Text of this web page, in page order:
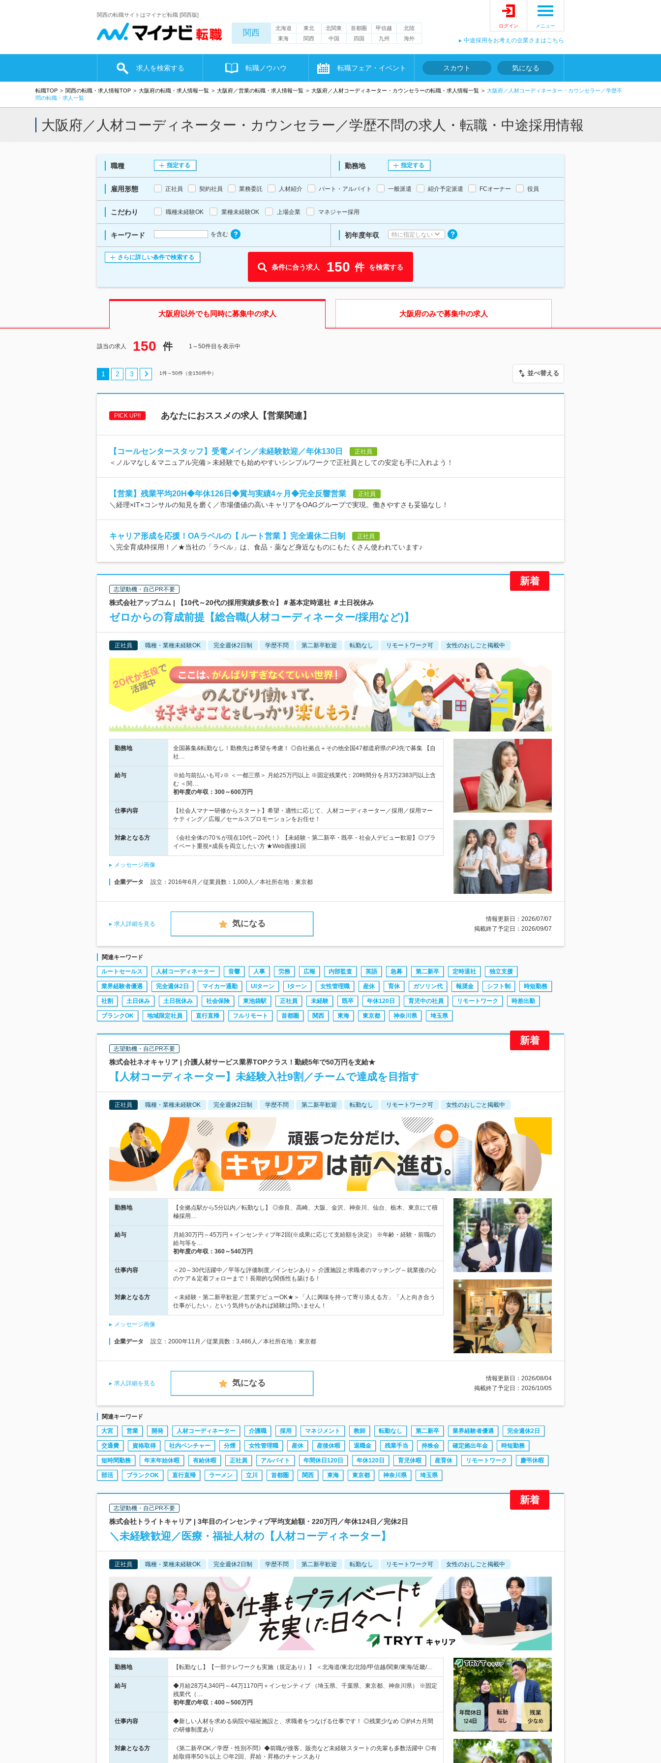
関西の転職サイトはマイナビ転職 [関西版]
関西 北海道 東北 北関東 首都圏 甲信越
北陸
東海
関西 中国 四国 九州 海外
ログイン メニュー
中途採用をお考えの企業さまはこちら
求人を検索する 転職ノウハウ 転職フェア・イベント スカウト 気になる
転職TOP 関西の転職・求人情報TOP 大阪府の転職・求人情報一覧 大阪府／営業の転職・求人情報一覧 大阪府／人材コーディネーター・カウンセラーの転職・求人情報一覧
大阪府／人材コーディネーター・カウンセラー／学歴不
問の転職・求人一覧
大阪府／人材コーディネーター・カウンセラー／学歴不問の求人・転職・中途採用情報
職種 指定する 勤務地 指定する
雇用形態 正社員 契約社員 業務委託 人材紹介 パート・アルバイト 一般派遣 紹介予定派遣 FCオーナー 役員
こだわり 職種未経験OK 業種未経験OK 上場企業 マネジャー採用
キーワード を含む 初年度年収 特に指定しない
さらに詳しい条件で検索する
条件に合う求人 150 件 を検索する
大阪府以外でも同時に募集中の求人 大阪府のみで募集中の求人
該当の求人 150 件 1～50件目を表示中
1 2 3 1件～50件（全150件中） 並べ替える
PICK UP!! あなたにおススメの求人【営業関連】
【コールセンタースタッフ】受電メイン／未経験歓迎／年休130日 正社員
＜ノルマなし＆マニュアル完備＞未経験でも始めやすいシンプルワークで正社員としての安定も手に入れよう！
【営業】残業平均20H◆年休126日◆賞与実績4ヶ月◆完全反響営業 正社員
＼経理×IT×コンサルの知見を磨く／市場価値の高いキャリアをOAGグループで実現。働きやすさも妥協なし！
キャリア形成を応援！OAラベルの【 ルート営業 】完全週休二日制 正社員
＼完全育成枠採用！／★当社の「ラベル」は、食品・薬など身近なものにもたくさん使われています♪
志望動機・自己PR不要
株式会社アップコム | 【10代～20代の採用実績多数☆】＃基本定時退社 ＃土日祝休み
ゼロからの育成前提【総合職(人材コーディネーター/採用など)】
正社員 職種・業種未経験OK 完全週休2日制 学歴不問 第二新卒歓迎 転勤なし リモートワーク可 女性のおしごと掲載中
勤務地
全国募集&転勤なし！勤務先は希望を考慮！ ◎自社拠点＋その他全国47都道府県のPJ先で募集 【自
社…
給与
※給与前払いも可♪※ ＜一都三県＞ 月給25万円以上 ※固定残業代：20時間分を月3万2383円以上含
む ＜関…
初年度の年収： 300～600万円
仕事内容
【社会人マナー研修からスタート】希望・適性に応じて、人材コーディネーター／採用／採用マー
ケティング／広報／セールスプロモーションをお任せ！
対象となる方
《会社全体の70％が現在10代～20代！》【未経験・第二新卒・既卒・社会人デビュー歓迎】◎プラ
イベート重視×成長を両立したい方 ★Web面接1回
メッセージ画像
企業データ 設立：2016年6月／従業員数：1,000人／本社所在地：東京都
求人詳細を見る 気になる
情報更新日：2026/07/07
掲載終了予定日：2026/09/07
関連キーワード
ルートセールス 人材コーディネーター 音響 人事 労務 広報 内部監査 英語 急募 第二新卒 定時退社 独立支援
業界経験者優遇 完全週休2日 マイカー通勤 UIターン Iターン 女性管理職 産休 育休 ガソリン代 報奨金 シフト制 時短勤務
社割 土日休み 土日祝休み 社会保険 東池袋駅 正社員 未経験 既卒 年休120日 育児中の社員 リモートワーク 時差出勤
ブランクOK 地域限定社員 直行直帰 フルリモート 首都圏 関西 東海 東京都 神奈川県 埼玉県
志望動機・自己PR不要
株式会社ネオキャリア | 介護人材サービス業界TOPクラス！勤続5年で50万円を支給★
【人材コーディネーター】未経験入社9割／チームで達成を目指す
正社員 職種・業種未経験OK 完全週休2日制 学歴不問 第二新卒歓迎 転勤なし リモートワーク可 女性のおしごと掲載中
勤務地
【全拠点駅から5分以内／転勤なし】 ◎奈良、高崎、大阪、金沢、神奈川、仙台、栃木、東京にて積
極採用…
給与
月給30万円～45万円＋インセンティブ年2回(※成果に応じて支給額を決定） ※年齢・経験・前職の
給与等を…
初年度の年収： 360～540万円
仕事内容
＜20～30代活躍中／平等な評価制度／インセンあり＞ 介護施設と求職者のマッチング～就業後の心
のケア＆定着フォローまで！長期的な関係性も築ける！
対象となる方
＜未経験・第二新卒歓迎／営業デビューOK★＞「人に興味を持って寄り添える方」「人と向き合う
仕事がしたい」という気持ちがあれば経験は問いません！
メッセージ画像
企業データ 設立：2000年11月／従業員数：3,486人／本社所在地：東京都
求人詳細を見る 気になる
情報更新日：2026/08/04
掲載終了予定日：2026/10/05
関連キーワード
大宮 営業 開発 人材コーディネーター 介護職 採用 マネジメント 教師 転勤なし 第二新卒 業界経験者優遇 完全週休2日
交通費 資格取得 社内ベンチャー 分煙 女性管理職 産休 産後休暇 退職金 残業手当 持株会 確定拠出年金 時短勤務
短時間勤務 年末年始休暇 有給休暇 正社員 アルバイト 年間休日120日 年休120日 育児休暇 産育休 リモートワーク 慶弔休暇
部活 ブランクOK 直行直帰 ラーメン 立川 首都圏 関西 東海 東京都 神奈川県 埼玉県
志望動機・自己PR不要
株式会社トライトキャリア | 3年目のインセンティブ平均支給額・220万円／年休124日／完休2日
＼未経験歓迎／医療・福祉人材の【人材コーディネーター】
正社員 職種・業種未経験OK 完全週休2日制 学歴不問 第二新卒歓迎 転勤なし リモートワーク可 女性のおしごと掲載中
勤務地 【転勤なし】【一部テレワークも実施（規定あり）】 ＜北海道/東北/北陸/甲信越/関東/東海/近畿/…
給与
◆月給28万4,340円～44万1170円＋インセンティブ （埼玉県、千葉県、東京都、神奈川県） ※固定
残業代（…
初年度の年収： 400～500万円
仕事内容
◆新しい人材を求める病院や福祉施設と、求職者をつなげる仕事です！ ◎残業少なめ ◎約4カ月間
の研修制度あり
対象となる方
《第二新卒OK／学歴・性別不問》◆前職が接客、販売など未経験スタートの先輩も多数活躍中 ◎有
給取得率50％以上 ◎年2回、昇給・昇格のチャンスあり